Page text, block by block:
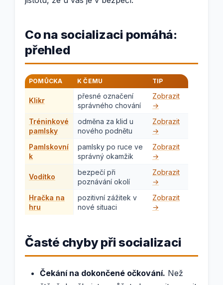
Co na socializaci pomáhá:
přehled
POMŮCKA K ČEMU TIP
Klikr
přesné označení
správného chování
Zobrazit
→
Tréninkové
pamlsky
odměna za klid u
nového podnětu
Zobrazit
→
Pamlskovní
k
pamlsky po ruce ve
správný okamžik
Zobrazit
→
Vodítko
bezpečí při
poznávání okolí
Zobrazit
→
Hračka na
hru
pozitivní zážitek v
nové situaci
Zobrazit
→
Časté chyby při socializaci
Čekání na dokončené očkování. Než